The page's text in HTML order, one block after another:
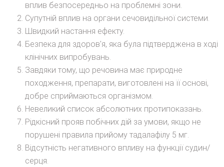
вплив безпосередньо на проблемні зони.
Супутній вплив на органи сечовидільної системи.
Швидкий настання ефекту.
Безпека для здоров'я, яка була підтверджена в ході
клінічних випробувань.
Завдяки тому, що речовина має природне
походження, препарати, виготовлені на її основі,
добре сприймаються організмом.
Невеликий список абсолютних протипоказань.
Рідкісний прояв побічних дій за умови, якщо не
порушені правила прийому тадалафілу 5 мг.
Відсутність негативного впливу на функції судин/
серця.